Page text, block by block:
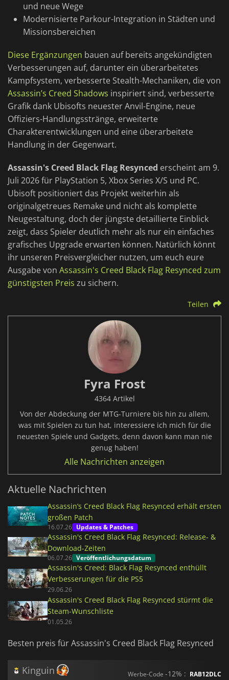
und neue Wege
Modernisierte Parkour-Integration in Städten und
Missionsbereichen
Diese Ergänzungen bauen auf bereits angekündigten
Verbesserungen auf, darunter ein überarbeitetes
Kampfsystem, verbesserte Stealth-Mechaniken, die von
Assassin’s Creed Shadows inspiriert sind, verbesserte
Grafik dank Ubisofts neuester Anvil-Engine, neue
Offiziers-Handlungsstränge, erweiterte
Charakterentwicklungen und eine überarbeitete
Handlung in der Gegenwart.
Assassin's Creed Black Flag Resynced erscheint am 9.
Juli 2026 für PlayStation 5, Xbox Series X/S und PC.
Ubisoft positioniert das Projekt weiterhin als
originalgetreues Remake und nicht als komplette
Neugestaltung, doch der jüngste detaillierte Einblick
zeigt, dass Spieler deutlich mehr als nur ein einfaches
grafisches Upgrade erwarten können. Natürlich könnt
ihr unseren Preisvergleicher nutzen, um euch eure
Ausgabe von Assassin's Creed Black Flag Resynced zum
günstigsten Preis zu sichern.
Teilen
Fyra Frost
4364 Artikel
Von der Abdeckung der MTG-Turniere bis hin zu allem,
was mit Spielen zu tun hat, interessiere ich mich für die
neuesten Spiele und Gadgets, denn davon kann man nie
genug haben!
Alle Nachrichten anzeigen
Aktuelle Nachrichten
Assassin’s Creed Black Flag Resynced erhält ersten
großen Patch
16.07.26 Updates & Patches
Assassin's Creed Black Flag Resynced: Release- &
Download-Zeiten
06.07.26 Veröffentlichungsdatum
Assassin's Creed: Black Flag Resynced enthüllt
Verbesserungen für die PS5
29.06.26
Assassin's Creed Black Flag Resynced stürmt die
Steam-Wunschliste
01.05.26
Besten preis für Assassin's Creed Black Flag Resynced
Kinguin Werbe-Code -12% : RAB12DLC